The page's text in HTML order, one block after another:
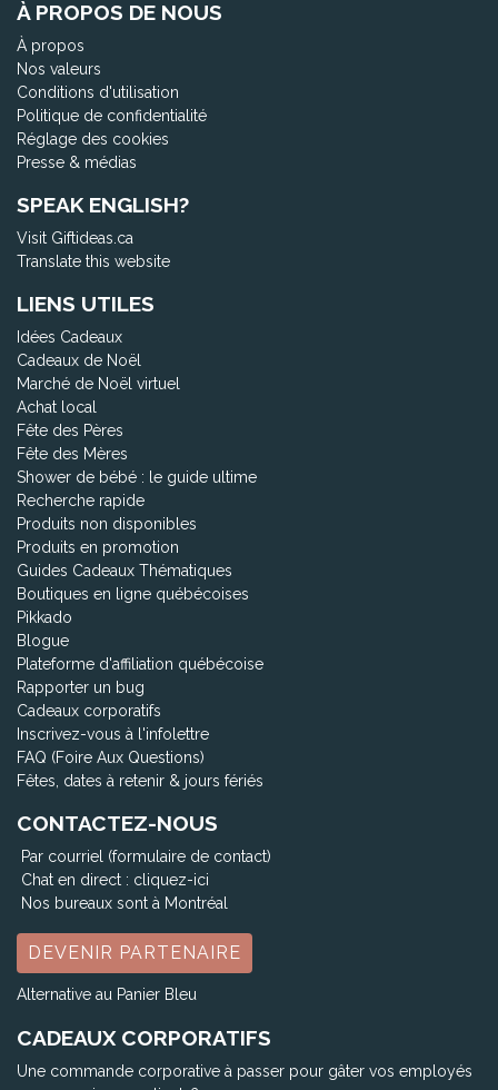
À PROPOS DE NOUS
À propos
Nos valeurs
Conditions d'utilisation
Politique de confidentialité
Réglage des cookies
Presse & médias
SPEAK ENGLISH?
Visit Giftideas.ca
Translate this website
LIENS UTILES
Idées Cadeaux
Cadeaux de Noël
Marché de Noël virtuel
Achat local
Fête des Pères
Fête des Mères
Shower de bébé : le guide ultime
Recherche rapide
Produits non disponibles
Produits en promotion
Guides Cadeaux Thématiques
Boutiques en ligne québécoises
Pikkado
Blogue
Plateforme d'affiliation québécoise
Rapporter un bug
Cadeaux corporatifs
Inscrivez-vous à l'infolettre
FAQ (Foire Aux Questions)
Fêtes, dates à retenir & jours fériés
CONTACTEZ-NOUS
Par courriel (formulaire de contact)
Chat en direct : cliquez-ici
Nos bureaux sont à Montréal
DEVENIR PARTENAIRE
Alternative au Panier Bleu
CADEAUX CORPORATIFS
Une commande corporative à passer pour gâter vos employés